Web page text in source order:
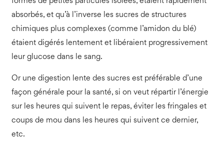
absorbés, et qu’à l’inverse les sucres de structures
chimiques plus complexes (comme l’amidon du blé)
étaient digérés lentement et libéraient progressivement
leur glucose dans le sang.
Or une digestion lente des sucres est préférable d’une
façon générale pour la santé, si on veut répartir l’énergie
sur les heures qui suivent le repas, éviter les fringales et
coups de mou dans les heures qui suivent ce dernier,
etc.